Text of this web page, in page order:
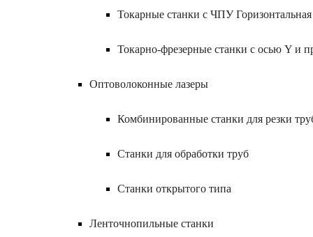
Токарные станки с ЧПУ
Токарно-фрезерные станки с осью Y и
Оптоволоконные лазеры
Комбинированные станки для резки
Станки для обработки труб
Станки открытого типа
Ленточнопильные станки